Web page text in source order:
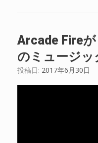
Arcade Fireが
のミュージッ
投稿日: 2017年6月30日